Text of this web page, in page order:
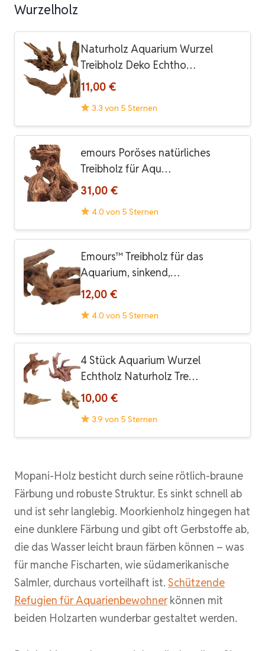
Wurzelholz
Naturholz Aquarium Wurzel
Treibholz Deko Echtho…
11,00 €
3.3 von 5 Sternen
emours Poröses natürliches
Treibholz für Aqu…
31,00 €
4.0 von 5 Sternen
Emours™ Treibholz für das
Aquarium, sinkend,…
12,00 €
4.0 von 5 Sternen
4 Stück Aquarium Wurzel
Echtholz Naturholz Tre…
10,00 €
3.9 von 5 Sternen
Mopani-Holz besticht durch seine rötlich-braune
Färbung und robuste Struktur. Es sinkt schnell ab
und ist sehr langlebig. Moorkienholz hingegen hat
eine dunklere Färbung und gibt oft Gerbstoffe ab,
die das Wasser leicht braun färben können – was
für manche Fischarten, wie südamerikanische
Salmler, durchaus vorteilhaft ist. Schützende
Refugien für Aquarienbewohnerkönnen mit
beiden Holzarten wunderbar gestaltet werden.